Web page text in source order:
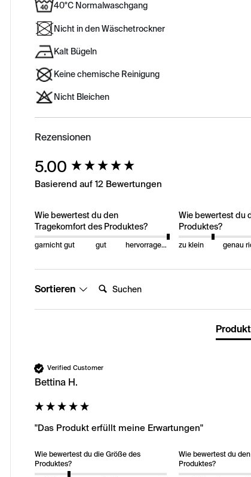
40°C Normalwaschgang
Nicht in den Wäschetrockner
Kalt Bügeln
Keine chemische Reinigung
Nicht Bleichen
Rezensionen
5.00
Basierend auf 12 Bewertungen
Wie bewertest du den
Tragekomfort des Produktes?
garnicht gut gut hervorragend
Wie bewertest du
Produktes?
zu klein genau
Sortieren
Verified Customer
Bettina H.
"Das Produkt erfüllt meine Erwartungen"
Wie bewertest du die Größe des
Produktes?
Wie bewertest du
Produktes?
New content loaded